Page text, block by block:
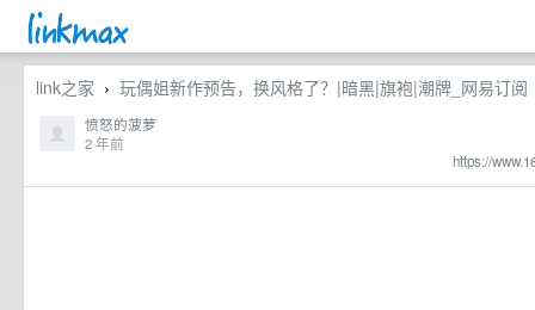
link之家 › 玩偶姐新作预告，换风格了？|暗黑|旗袍|潮牌_网易订阅
https://
愤怒的菠萝
2 年前